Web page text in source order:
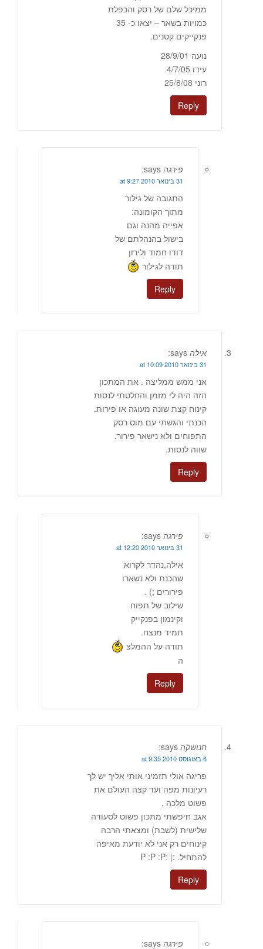
ממיכל שלם של רסק והכפלת
כמויות בשאר – יצאו כ- 35
פנקייקים קטנים.
נועה 28/9/01
עידו 4/7/05
רוני 25/8/08
Reply
פירגה says:
31 בינואר 2010 at 9:27
התגובה של גילור
מתוך הקומונה:
אפייה מהנה וגם
בישול בהנהלתם של
דודו חמוד ולירון
תודה לגילור
Reply
אילה says:
31 בינואר 2010 at 10:09
אני ממש ממליצה . את המתכון
הזה היה לי מזמן והחלטתי לנסות
קינוח קצת שונה מעוגה או פירות.
הכנתי והגשתי עם מוס רסק
התפוחים ולא נישאר פירור.
שווה לנסות.
Reply
פירגה says:
31 בינואר 2010 at 12:20
אילה,נהדר לקרוא
שהכנת ולא נשארו
פירורים ;) .
שילוב של תפוח
וקינמון בפנקייק
תמיד מנצח.
תודה על ההמלצ
ה
Reply
חנושקה says:
6 באוגוסט 2010 at 9:35
פריגה אולי תזמיני אותי אליך יש לך
רעיונות מפה ועד קצה העולם את
פשוט מלכה .
אגב חיפשתי מתכון פשוט לסעודה
שלישית (לשבת) ומצאתי הרבה
קינוחים רק אני לא יודעת מאיפה
להתחיל. :| :P :P :P
Reply
פירגה says: